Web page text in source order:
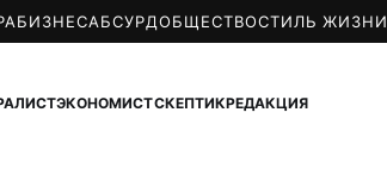
БИЗНЕСАБСУРДОБЩЕСТВОСТИЛЬ ЖИЗНИ
ЭКОНОМИСТСКЕПТИКРЕДАКЦИЯ